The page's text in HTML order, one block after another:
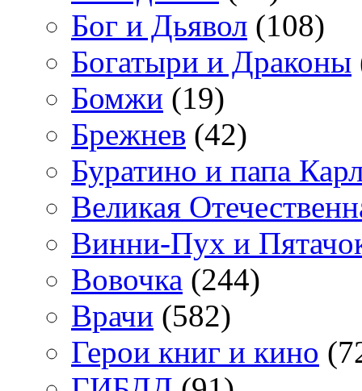
Бог и Дьявол (108)
Богатыри и Драконы
Бомжи (19)
Брежнев (42)
Буратино и папа
Великая
Винни-Пух и
Вовочка (244)
Врачи (582)
Герои книг и кино